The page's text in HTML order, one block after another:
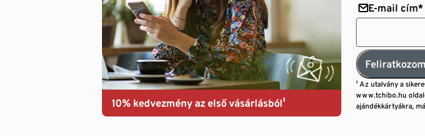
10% kedvezmény az első vásárlásból¹
E-mail cím*
¹ Az utalvány a
www.tchibo.hu
ajándékkártyákra,